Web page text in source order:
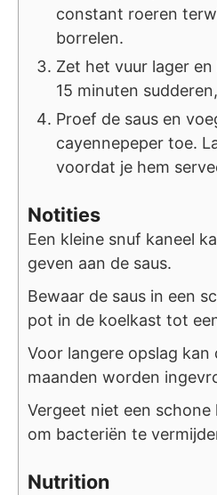
constant roeren
borrelen.
Zet het vuur lager
15 minuten
Proef de saus en
cayennepeper toe.
voordat je hem
Notities
Een kleine snuf kaneel
geven aan de saus.
Bewaar de saus in een
pot in de koelkast tot
Voor langere opslag kan
maanden worden
Vergeet niet een schone
om bacteriën te
Nutrition